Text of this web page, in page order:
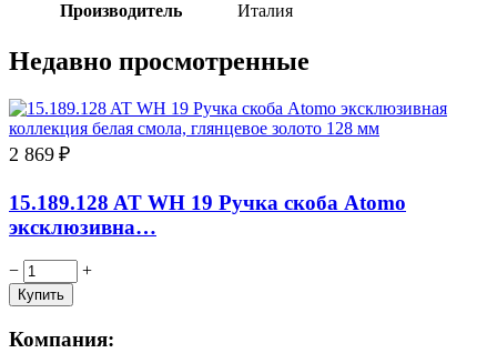
Производитель
Италия
Недавно просмотренные
2 869 ₽
15.189.128 AT WH 19 Ручка скоба Atomo
эксклюзивна…
− +
Компания: